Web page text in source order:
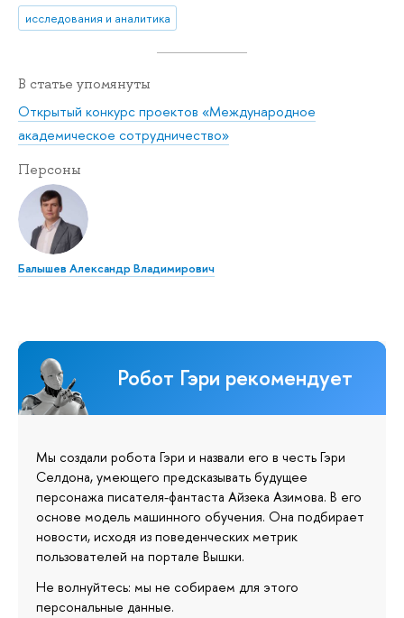
исследования и аналитика
В статье упомянуты
Открытый конкурс проектов «Международное
академическое сотрудничество»
Персоны
Балышев Александр Владимирович
Робот Гэри рекомендует
Мы создали робота Гэри и назвали его в честь Гэри
Селдона, умеющего предсказывать будущее
персонажа писателя-фантаста Айзека Азимова. В его
основе модель машинного обучения. Она подбирает
новости, исходя из поведенческих метрик
пользователей на портале Вышки.
Не волнуйтесь: мы не собираем для этого
персональные данные.